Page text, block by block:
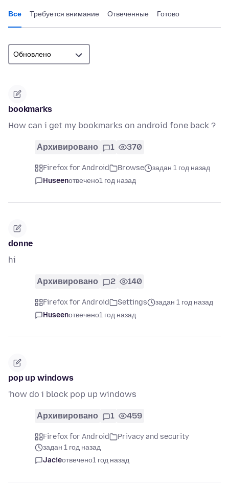
Все Требуется внимание Отвеченные Готово
bookmarks
How can i get my bookmarks on android fone back ?
Архивировано 1 370
Firefox for Android Browse
задан 1 год назад
Huseenотвечено1 год назад
donne
hi
Архивировано 2 140
Firefox for Android Settings
задан 1 год назад
Huseenотвечено1 год назад
pop up windows
'how do i block pop up windows
Архивировано 1 459
Firefox for Android
Privacy and security
задан 1 год назад
Jacieотвечено1 год назад